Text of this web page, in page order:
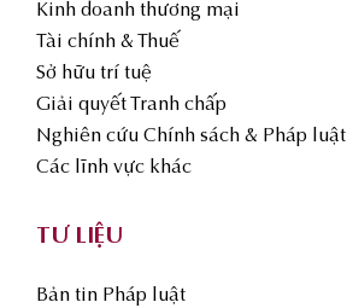
Kinh doanh thương mại
Tài chính & Thuế
Sở hữu trí tuệ
Giải quyết Tranh chấp
Nghiên cứu Chính sách & Pháp luật
Các lĩnh vực khác
TƯ LIỆU
Bản tin Pháp luật